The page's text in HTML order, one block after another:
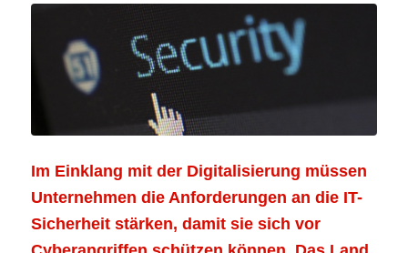
Im Einklang mit der Digitalisierung müssen
Unternehmen die Anforderungen an die IT-
Sicherheit stärken, damit sie sich vor